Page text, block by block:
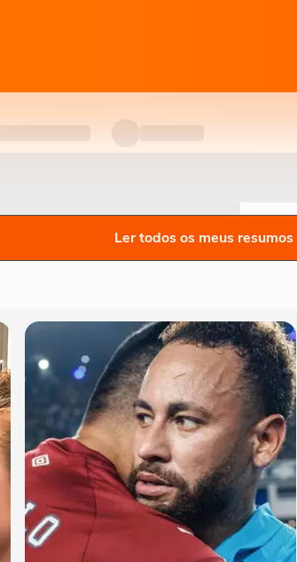
Ler todos os meus resumos